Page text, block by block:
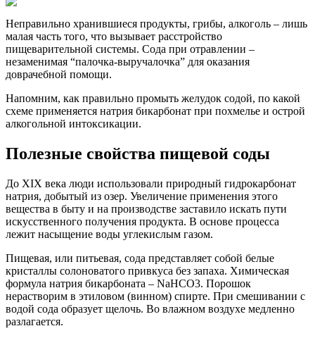
Неправильно хранившиеся продукты, грибы, алкоголь – лишь
малая часть того, что вызывает расстройство
пищеварительной системы. Сода при отравлении –
незаменимая “палочка-выручалочка” для оказания
доврачебной помощи.
Напомним, как правильно промыть желудок содой, по какой
схеме применяется натрия бикарбонат при похмелье и острой
алкогольной интоксикации.
Полезные свойства пищевой соды
До XIX века люди использовали природный гидрокарбонат
натрия, добытый из озер. Увеличение применения этого
вещества в быту и на производстве заставило искать пути
искусственного получения продукта. В основе процесса
лежит насыщение воды углекислым газом.
Пищевая, или питьевая, сода представляет собой белые
кристаллы солоноватого привкуса без запаха. Химическая
формула натрия бикарбоната – NaHCO3. Порошок
нерастворим в этиловом (винном) спирте. При смешивании с
водой сода образует щелочь. Во влажном воздухе медленно
разлагается.